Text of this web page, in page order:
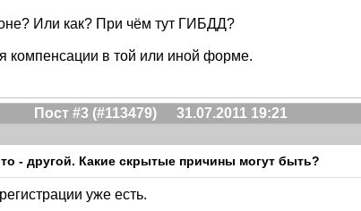
Или как? При чём тут ГИБДД?
компенсации в той или иной форме.
Пост #3 (#113479)
31.07.2011 19:21
- другой. Какие скрытые причины могут быть?
уже есть.